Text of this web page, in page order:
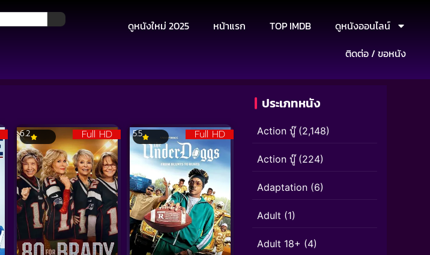
ดูหนังใหม่ 2025 หน้าแรก TOP IMDB
ดูหนังออนไลน์
ติดต่อ / ขอหนัง
Full HD
6.2 Full HD
5.5
ประเภทหนัง
Action บู๊(2,148)
Action บู๊(224)
Adaptation (6)
Adult (1)
Adult 18+ (4)